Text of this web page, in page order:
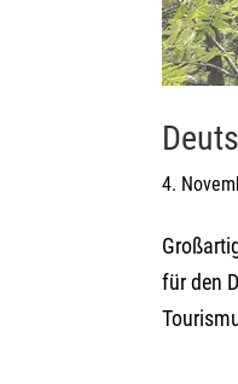
4.
für den